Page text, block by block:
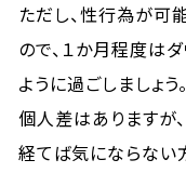
ただし、性行為が可
ので、１か月程度は
ように過ごしましょう。
個人差はありますが
経てば気にならない